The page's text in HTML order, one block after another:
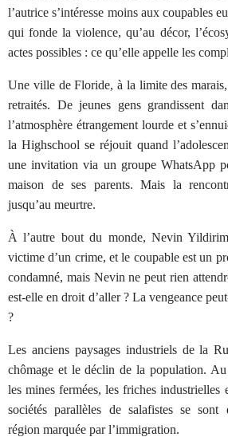
l’autrice s’intéresse moins aux coupables
qui fonde la violence, qu’au décor,
actes possibles : ce qu’elle appelle les
Une ville de Floride, à la limite des
retraités. De jeunes gens grandissent
l’atmosphère étrangement lourde et
la Highschool se réjouit quand
une invitation via un groupe WhatsApp
maison de ses parents. Mais la
jusqu’au meurtre.
À l’autre bout du monde, Nevin
victime d’un crime, et le coupable est un
condamné, mais Nevin ne peut rien
est-elle en droit d’aller ? La vengeance
?
Les anciens paysages industriels de la
chômage et le déclin de la population.
les mines fermées, les friches industrielles
sociétés parallèles de salafistes se sont
région marquée par l’immigration.